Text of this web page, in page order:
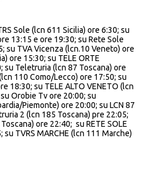
Sole (lcn 611 Sicilia) ore 6:30; su
13:15 e ore 19:30; su Rete Sole
su TVA Vicenza (lcn.10 Veneto) ore
ore 15:30; su TELE ORTE
su Teletruria (lcn 87 Toscana) ore
110 Como/Lecco) ore 17:50; su
18:30; su TELE ALTO VENETO (lcn
Orobie Tv ore 20:00; su
Piemonte) ore 20:00; su LCN 87
2 (lcn 185 Toscana) pre 22:05;
ore 22:40; su RETE SOLE
TVRS MARCHE (lcn 111 Marche)